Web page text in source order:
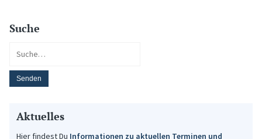
Suche
Aktuelles
Hier findest Du Informationen zu aktuellen Terminen und